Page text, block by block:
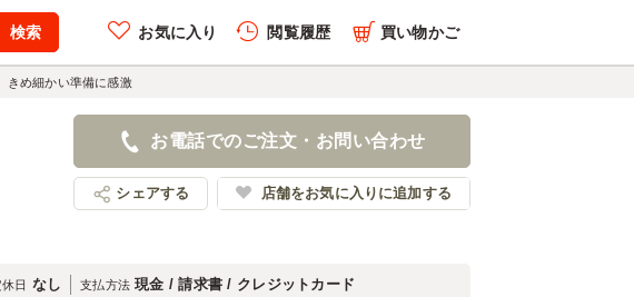
お気に入り 閲覧履歴 買い物かご
きめ細かい準備に感激
お電話でのご注文・お問い合わせ
シェアする 店舗をお気に入りに追加する
休日 なし 支払方法 現金 / 請求書 / クレジットカード